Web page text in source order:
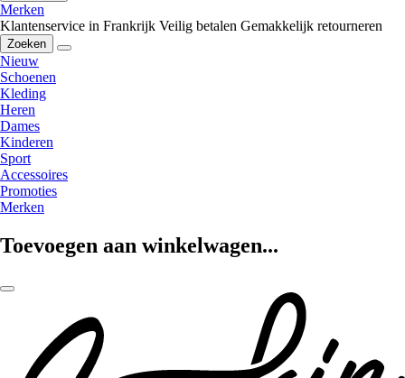
Merken
Klantenservice in Frankrijk Veilig betalen Gemakkelijk retourneren
Zoeken
Nieuw
Schoenen
Kleding
Heren
Dames
Kinderen
Sport
Accessoires
Promoties
Merken
Toevoegen aan winkelwagen...